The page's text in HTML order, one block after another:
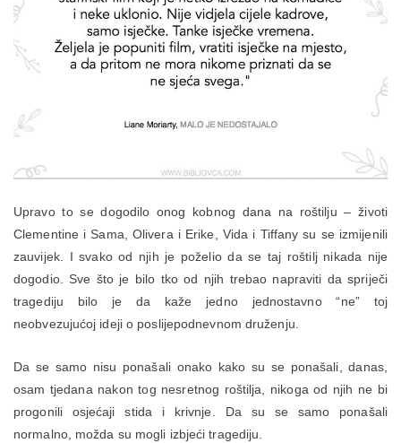
Upravo to se dogodilo onog kobnog dana na roštilju – životi
Clementine i Sama, Olivera i Erike, Vida i Tiffany su se izmijenili
zauvijek. I svako od njih je poželio da se taj roštilj nikada nije
dogodio. Sve što je bilo tko od njih trebao napraviti da spriječi
tragediju bilo je da kaže jedno jednostavno “ne” toj
neobvezujućoj ideji o poslijepodnevnom druženju.
Da se samo nisu ponašali onako kako su se ponašali, danas,
osam tjedana nakon tog nesretnog roštilja, nikoga od njih ne bi
progonili osjećaji stida i krivnje. Da su se samo ponašali
normalno, možda su mogli izbjeći tragediju.